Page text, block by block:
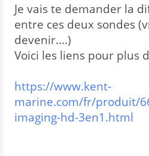
Je vais te demander la
entre ces deux sondes
devenir....)
Voici les liens pour plus
https://www.kent-
marine.com/fr/produit/
imaging-hd-3en1.html